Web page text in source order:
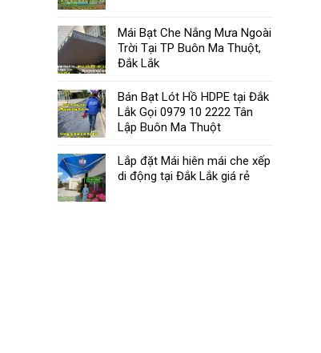
Mái Bạt Che Nắng Mưa Ngoài
Trời Tại TP Buôn Ma Thuột,
Đắk Lắk
Bán Bạt Lót Hồ HDPE tại Đắk
Lắk Gọi 0979 10 2222 Tân
Lập Buôn Ma Thuột
Lắp đặt Mái hiên mái che xếp
di động tại Đắk Lắk giá rẻ